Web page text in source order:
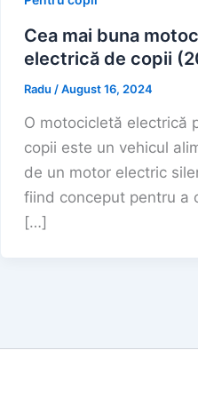
Cea mai buna
electrică de copii
Radu /August 16, 2024
O motocicletă electrică
copii este un vehicul
de un motor electric
fiind conceput pentru a
[…]